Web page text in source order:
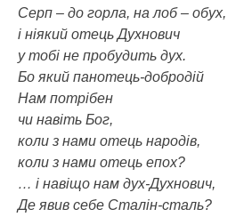
Серп – до горла, на лоб – обух,
і ніякий отець Духнович
у тобі не пробудить дух.
Бо який панотець-добродій
Нам потрібен
чи навіть Бог,
коли з нами отець народів,
коли з нами отець епох?
… і навіщо нам дух-Духнович,
Де явив себе Сталін-сталь?